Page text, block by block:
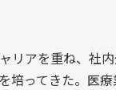
リアを重ね、社
培ってきた。医